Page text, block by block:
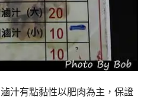
滷汁有點黏性以肥肉為主，保證